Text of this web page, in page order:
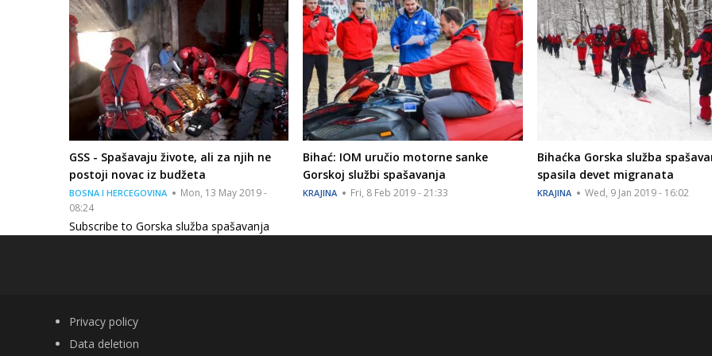
GSS - Spašavaju živote, ali za njih ne
postoji novac iz budžeta
BOSNA I HERCEGOVINA
Mon, 13 May 2019 -
08:24
Bihać: IOM uručio motorne sanke
Gorskoj službi spašavanja
KRAJINA Fri, 8 Feb 2019 - 21:33
Bihaćka Gorska služba
spasila devet migranata
KRAJINA Wed, 9 Jan 2019 - 16:02
Subscribe to Gorska služba spašavanja
FOOTER
Privacy policy
Data deletion